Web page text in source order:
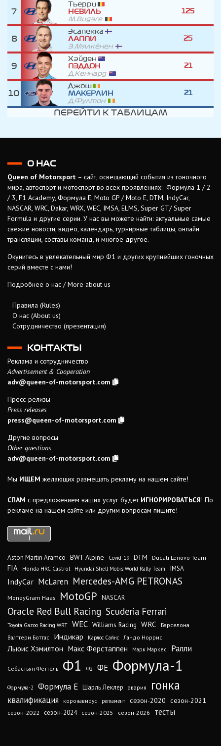
7
Тьерри
НЕВИЛЬ
М.Видэге
125
8
Эсапекка
ЛАППИ
Э.Мялкёнен
25
9
Хэйден
ПЭДДОН
Д.Кеннард
21
10
Джош
МАКЕРЛИН
Д.Фултон
21
ПЕРЕЙТИ К ТАБЛИЦАМ
О НАС
Queen of Motorsport – сайт, освещающий события из гоночного
мира, автоспорт и мотоспорт во всех проявлениях: Формула 1 / 2
/ 3, F1 Academy, Формула Е, Moto GP / Moto E, DTM, IndyCar,
NASCAR, WRC, Dakar, WRX, WEC, IMSA, ELMS, Super GT/ Super
Formula и другие серии. У нас вы можете найти: актуальные самые
свежие новости, видео, календарь, турнирные таблицы, онлайн
трансляции, составы команд, и многое другое.
Окунитесь в увлекательный мир Ф1 и других крупнейших гоночных
серий вместе с нами!
Подробнее о нас / More about us
Правила (Rules)
О нас (About us)
Сотрудничество (презентация)
КОНТАКТЫ
Реклама и сотрудничество
Advertisement & Cooperation
adv@queen-of-motorsport.com
Пресс-релизы
Press releases
press@queen-of-motorsport.com
Другие вопросы
Other questions
adv@queen-of-motorsport.com
Мы ИЩЕМ желающих размещать рекламу на нашем сайте!
СПАМ с предложением ваших услуг будет ИГНОРИРОВАТЬСЯ! По
рекламе на нашем сайте или другим вопросам пишите!
Aston Martin Aramco BWT Alpine Covid-19 DTM Ducati Lenovo Team
FIA Honda HRC Castrol Hyundai Shell Mobis World Rally Team IMSA
IndyCar McLaren Mercedes-AMG PETRONAS
MoneyGram Haas MotoGP NASCAR
Oracle Red Bull Racing Scuderia Ferrari
Toyota Gazoo Racing WRT WEC Williams Racing WRC
Барселона
Валттери Боттас
Индикар Карлос Сайнс Ландо Норрис
Льюис Хэмилтон Макс Ферстаппен Марк Маркес Ралли
Себастьян Феттель Ф1 Ф2 ФЕ Формула-1
Формула-2 Формула Е Шарль Леклер авария гонка
квалификация коронавирус регламент сезон-2020 сезон-2021
сезон-2022 сезон-2024 сезон-2025 сезон-2026 тесты